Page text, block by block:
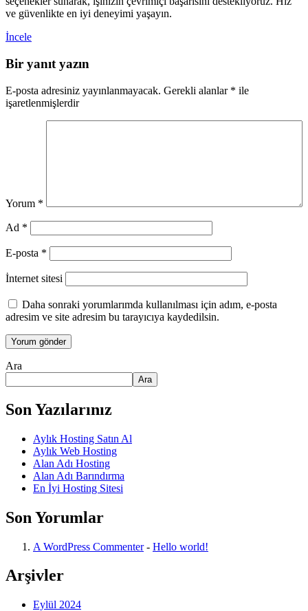
ve güvenlikte en iyi deneyimi yaşayın.
İncele
Bir yanıt yazın
E-posta adresiniz yayınlanmayacak. Gerekli alanlar * ile
işaretlenmişlerdir
Yorum *
Ad *
E-posta *
İnternet sitesi
Daha sonraki yorumlarımda kullanılması için adım, e-posta
adresim ve site adresim bu tarayıcıya kaydedilsin.
Ara
Ara
Son Yazılarınız
Aylık Hosting Satın Al
Aylık Web Hosting
Alan Adı Hosting
Alan Adı Barındırma
En İyi Hosting Sitesi
Son Yorumlar
A WordPress Commenter- Hello world!
Arşivler
Eylül 2024